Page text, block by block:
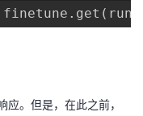
。但是，在此之前，